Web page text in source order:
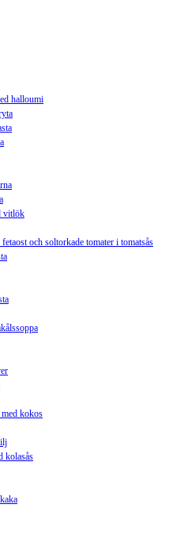
halloumi
vitlök
och soltorkade tomater i tomatsås
kokos
kolasås